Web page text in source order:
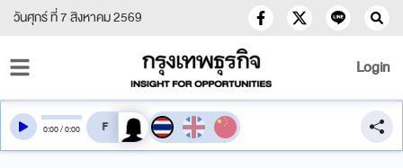
วันศุกร์ ที่ 7 สิงหาคม 2569
Login
0:00/0:00 สลับเสียงอ่าน